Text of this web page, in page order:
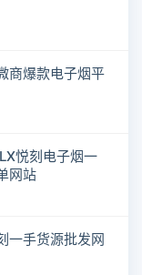
商爆款电子烟平
悦刻电子烟一
网站
一手货源批发网